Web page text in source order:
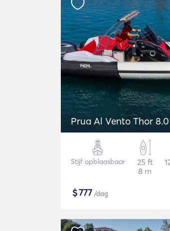
Prua Al Vento Thor 8.0
Stijf opblaasbaar
25 ft
8 m
$777 /dag